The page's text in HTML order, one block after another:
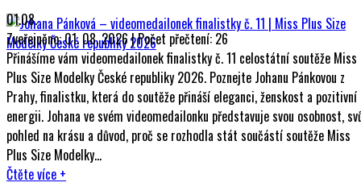
01.08.
Zveřejněno: 01. 08. 2026 | Počet přečtení: 26
Přinášíme vám videomedailonek finalistky č. 11 celostátní soutěže Miss
Plus Size Modelky České republiky 2026. Poznejte Johanu Pánkovou z
Prahy, finalistku, která do soutěže přináší eleganci, ženskost a pozitivní
energii. Johana ve svém videomedailonku představuje svou osobnost,
pohled na krásu a důvod, proč se rozhodla stát součástí soutěže Miss
Plus Size Modelky...
Čtěte více +